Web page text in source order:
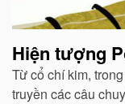
Hiện tượng
Từ cổ chí kim,
truyền các câu